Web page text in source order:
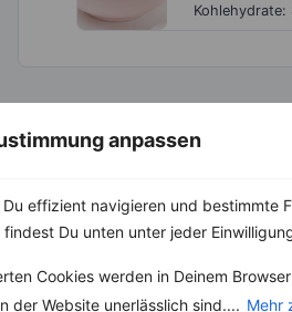
anpassen
effizient navigieren und bestimmte
Du unten unter jeder
Cookies werden in Deinem
der Website unerlässlich sind.... Mehr
Kohlehydrate: